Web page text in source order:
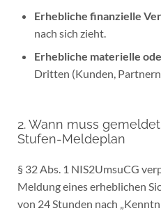
Erhebliche finanzielle
nach sich zieht.
Erhebliche materielle
Dritten (Kunden,
2. Wann muss
Stufen-Meldeplan
§ 32 Abs. 1 NIS2UmsuCG
Meldung eines erheblichen
von 24 Stunden nach